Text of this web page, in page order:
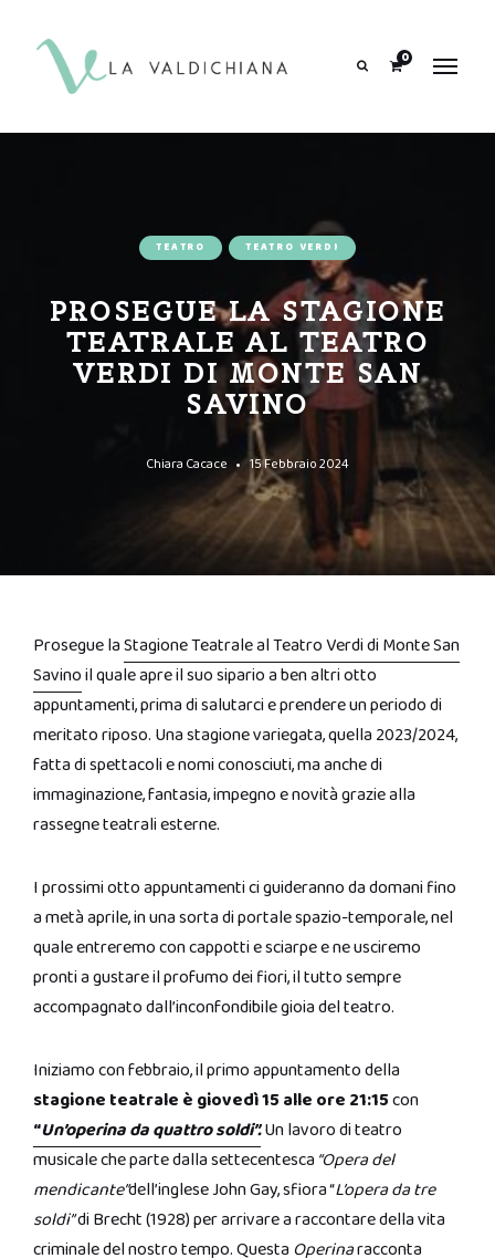
0
TEATRO TEATRO VERDI
PROSEGUE LA STAGIONE
TEATRALE AL TEATRO
VERDI DI MONTE SAN
SAVINO
Chiara Cacace 15 Febbraio 2024
Prosegue laStagione Teatrale al Teatro Verdi di Monte San
Savinoil quale apre il suo sipario a ben altri otto
appuntamenti, prima di salutarci e prendere un periodo di
meritato riposo. Una stagione variegata, quella 2023/2024,
fatta di spettacoli e nomi conosciuti, ma anche di
immaginazione, fantasia, impegno e novità grazie alla
rassegne teatrali esterne.
I prossimi otto appuntamenti ci guideranno da domani fino
a metà aprile, in una sorta di portale spazio-temporale, nel
quale entreremo con cappotti e sciarpe e ne usciremo
pronti a gustare il profumo dei fiori, il tutto sempre
accompagnato dall’inconfondibile gioia del teatro.
Iniziamo con febbraio, il primo appuntamento della
stagione teatrale è giovedì 15 alle ore 21:15con
“Un’operina da quattro soldi”.Un lavoro di teatro
musicale che parte dalla settecentesca “Opera del
mendicante”dell’inglese John Gay, sfiora “L’opera da tre
soldi”di Brecht (1928) per arrivare a raccontare della vita
criminale del nostro tempo. Questa Operinaracconta